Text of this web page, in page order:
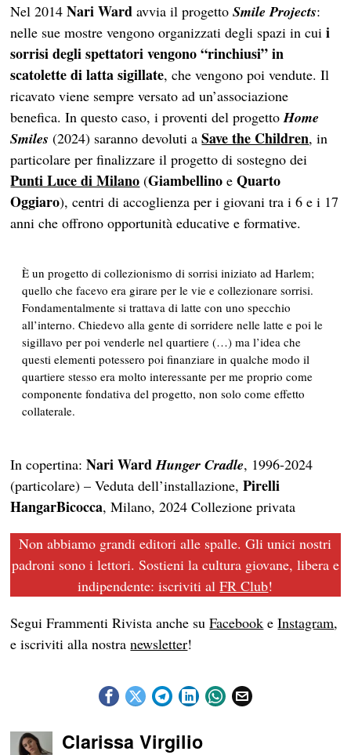
Nel 2014Nari Ward avvia il progettoSmile Projects:
nelle sue mostre vengono organizzati degli spazi in cuii
sorrisi degli spettatori vengono “rinchiusi” in
scatolette di latta sigillate, che vengono poi vendute. Il
ricavato viene sempre versato ad un’associazione
benefica. In questo caso, i proventi del progettoHome
Smiles (2024) saranno devoluti aSave the Children, in
particolare per finalizzare il progetto di sostegno dei
Punti Luce di Milano (GiambellinoeQuarto
Oggiaro), centri di accoglienza per i giovani tra i 6 e i 17
anni che offrono opportunità educative e formative.
È un progetto di collezionismo di sorrisi iniziato ad Harlem;
quello che facevo era girare per le vie e collezionare sorrisi.
Fondamentalmente si trattava di latte con uno specchio
all’interno. Chiedevo alla gente di sorridere nelle latte e poi le
sigillavo per poi venderle nel quartiere (…) ma l’idea che
questi elementi potessero poi finanziare in qualche modo il
quartiere stesso era molto interessante per me proprio come
componente fondativa del progetto, non solo come effetto
collaterale.
In copertina:Nari Ward Hunger Cradle, 1996-2024
(particolare) – Veduta dell’installazione,Pirelli
HangarBicocca, Milano, 2024 Collezione privata
Non abbiamo grandi editori alle spalle. Gli unici nostri
padroni sono i lettori. Sostieni la cultura giovane, libera e
indipendente: iscriviti alFR Club!
Segui Frammenti Rivista anche suFacebook eInstagram,
e iscriviti alla nostranewsletter!
Clarissa Virgilio